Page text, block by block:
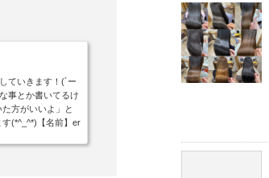
ていきます！(´ー
事とか書いてるけ
方がいいよ」と
(*^_^*)【名前】er
わないで下さい(;